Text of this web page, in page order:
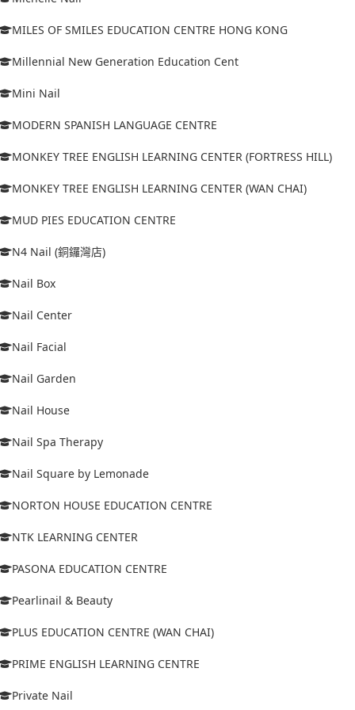
MILES OF SMILES EDUCATION CENTRE HONG KONG
Millennial New Generation Education Cent
Mini Nail
MODERN SPANISH LANGUAGE CENTRE
MONKEY TREE ENGLISH LEARNING CENTER (FORTRESS HILL)
MONKEY TREE ENGLISH LEARNING CENTER (WAN CHAI)
MUD PIES EDUCATION CENTRE
N4 Nail (銅鑼灣店)
Nail Box
Nail Center
Nail Facial
Nail Garden
Nail House
Nail Spa Therapy
Nail Square by Lemonade
NORTON HOUSE EDUCATION CENTRE
NTK LEARNING CENTER
PASONA EDUCATION CENTRE
Pearlinail & Beauty
PLUS EDUCATION CENTRE (WAN CHAI)
PRIME ENGLISH LEARNING CENTRE
Private Nail